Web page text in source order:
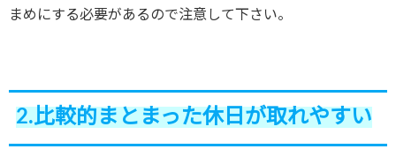
まめにする必要があるので注意して下さい。
2.比較的まとまった休日が取れやすい